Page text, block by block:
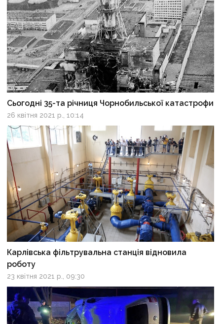
Сьогодні 35-та річниця Чорнобильської катастрофи
26 квітня 2021 р., 10:14
Карлівська фільтрувальна станція відновила
роботу
23 квітня 2021 р., 09:30